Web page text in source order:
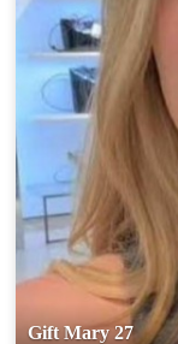
Gift Mary 27